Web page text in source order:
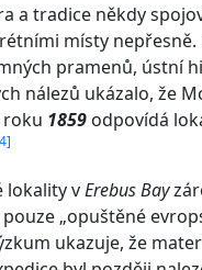
a tradice někdy
místy nepřesně.
pramenů, ústní
nálezů ukázalo, že
roku 1859 odpovídá
4]
lokality vErebus Bay
„opuštěné
ukazuje, že